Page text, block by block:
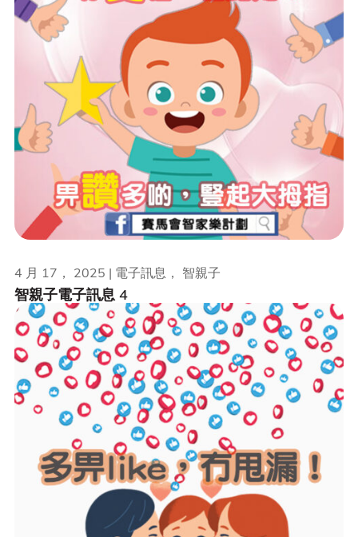
智親子電子訊息 4
4 月 17， 2025 | 電子訊息， 智親子